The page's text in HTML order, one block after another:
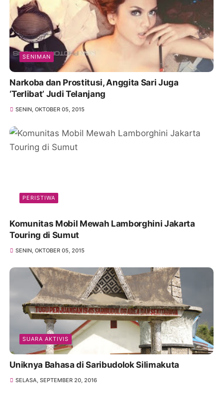
SENIMAN
Narkoba dan Prostitusi, Anggita Sari Juga
‘Terlibat’ Judi Telanjang
SENIN, OKTOBER 05, 2015
PERISTIWA
Komunitas Mobil Mewah Lamborghini Jakarta
Touring di Sumut
SENIN, OKTOBER 05, 2015
SUARA AKTIVIS
Uniknya Bahasa di Saribudolok Silimakuta
SELASA, SEPTEMBER 20, 2016